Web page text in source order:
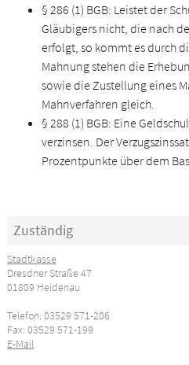
§ 286 (1) BGB: Leistet der
Gläubigers nicht, die nach
erfolgt, so kommt es durch
Mahnung stehen die
sowie die Zustellung eines
Mahnverfahren gleich.
§ 288 (1) BGB: Eine
verzinsen. Der
Prozentpunkte über dem
Zuständig
Stadtkasse
Dresdner Straße 47
01809 Heidenau
Telefon: 03529 571-206
Fax: 03529 571-199
E-Mail